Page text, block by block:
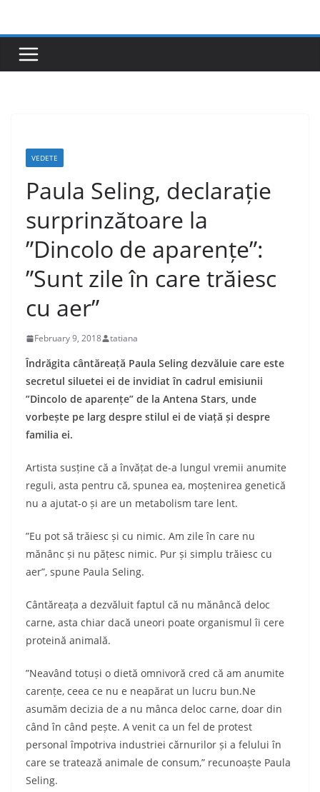
content
VEDETE
Paula Seling, declarație
surprinzătoare la
”Dincolo de aparențe”:
”Sunt zile în care trăiesc
cu aer”
February 9, 2018 tatiana
Îndrăgita cântăreață Paula Seling dezvăluie care este
secretul siluetei ei de invidiat în cadrul emisiunii
”Dincolo de aparențe” de la Antena Stars, unde
vorbește pe larg despre stilul ei de viață și despre
familia ei.
Artista susține că a învățat de-a lungul vremii anumite
reguli, asta pentru că, spunea ea, moștenirea genetică
nu a ajutat-o și are un metabolism tare lent.
”Eu pot să trăiesc și cu nimic. Am zile în care nu
mănânc și nu pățesc nimic. Pur și simplu trăiesc cu
aer”, spune Paula Seling.
Cântăreața a dezvăluit faptul că nu mănâncă deloc
carne, asta chiar dacă uneori poate organismul îi cere
proteină animală.
”Neavând totuși o dietă omnivoră cred că am anumite
carențe, ceea ce nu e neapărat un lucru bun.Ne
asumăm decizia de a nu mânca deloc carne, doar din
când în când pește. A venit ca un fel de protest
personal împotriva industriei cărnurilor și a felului în
care se tratează animale de consum,” recunoaște Paula
Seling.